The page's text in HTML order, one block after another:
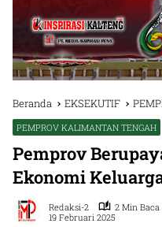
Beranda EKSEKUTIF
PEMPROV KALIMANTAN TENGAH
Pemprov
Ekonomi
Redaksi-2
2 Min Baca
19 Februari 2025